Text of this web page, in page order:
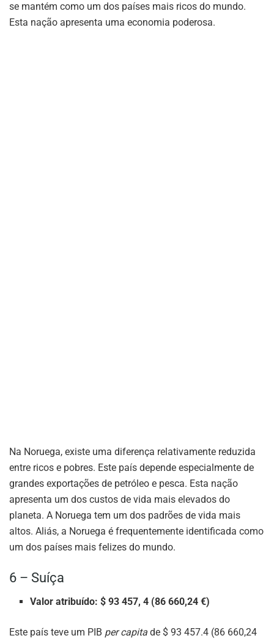
se mantém como um dos países mais ricos do mundo.
Esta nação apresenta uma economia poderosa.
Na Noruega, existe uma diferença relativamente reduzida
entre ricos e pobres. Este país depende especialmente de
grandes exportações de petróleo e pesca. Esta nação
apresenta um dos custos de vida mais elevados do
planeta. A Noruega tem um dos padrões de vida mais
altos. Aliás, a Noruega é frequentemente identificada como
um dos países mais felizes do mundo.
6 – Suíça
Valor atribuído: $ 93 457, 4 (86 660,24 €)
Este país teve um PIB per capita de $ 93 457.4 (86 660,24